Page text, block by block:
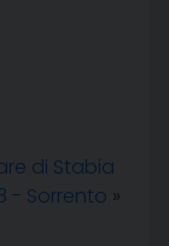
di Stabia
- Sorrento »